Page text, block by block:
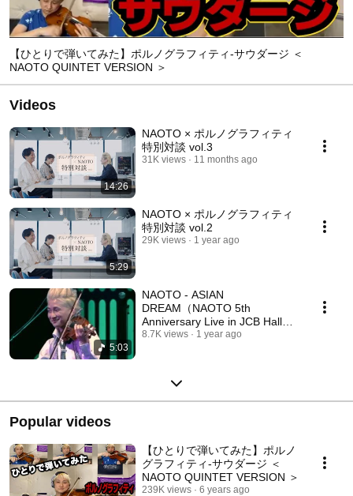
【ひとりで弾いてみた】ポルノグラフィティ-サウダージ ＜
NAOTO QUINTET VERSION ＞
Videos
14:26
NAOTO × ポルノグラフィティ
特別対談 vol.3
31K views 11 months ago
5:29
NAOTO × ポルノグラフィティ
特別対談 vol.2
29K views 1 year ago
5:03
NAOTO - ASIAN
DREAM（NAOTO 5th
Anniversary Live in JCB Hall
ver.)
8.7K views 1 year ago
Popular videos
【ひとりで弾いてみた】ポルノ
グラフィティ-サウダージ ＜
NAOTO QUINTET VERSION ＞
239K views 6 years ago